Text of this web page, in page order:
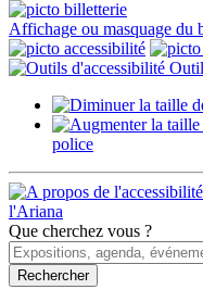
Affichage ou masquage du
police
l'Ariana
Que cherchez vous ?